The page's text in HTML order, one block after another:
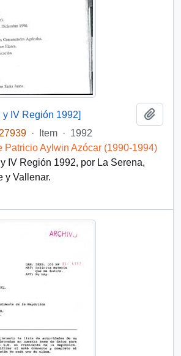
y IV Región 1992]
· Item · 1992
Patricio Aylwin Azócar (1990-1994)
IV Región 1992, por La Serena,
y Vallenar.